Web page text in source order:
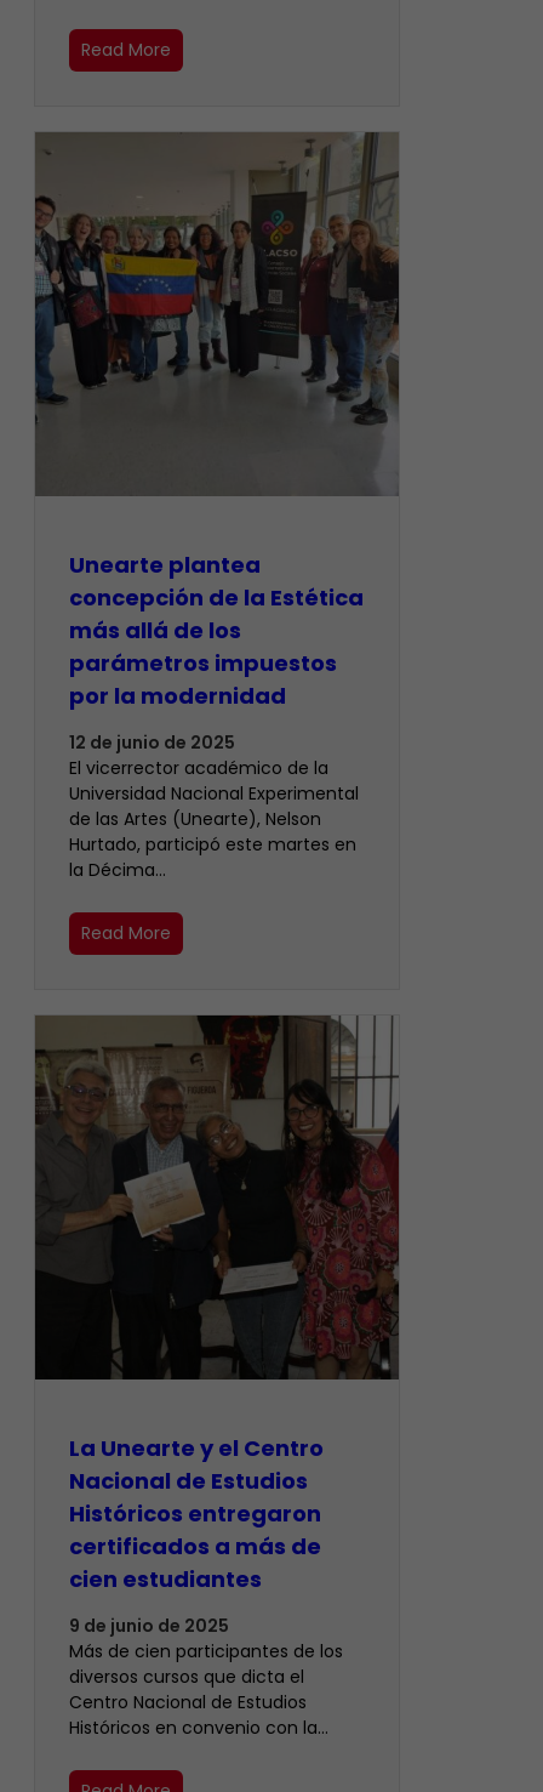
Read More
Unearte plantea
concepción de la Estética
más allá de los
parámetros impuestos
por la modernidad
12 de junio de 2025
El vicerrector académico de la
Universidad Nacional Experimental
de las Artes (Unearte), Nelson
Hurtado, participó este martes en
la Décima…
Read More
La Unearte y el Centro
Nacional de Estudios
Históricos entregaron
certificados a más de
cien estudiantes
9 de junio de 2025
Más de cien participantes de los
diversos cursos que dicta el
Centro Nacional de Estudios
Históricos en convenio con la…